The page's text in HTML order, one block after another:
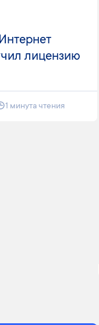
лицензию
1 минута чтения